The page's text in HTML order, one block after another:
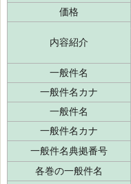
価格
内容紹介
一般件名
一般件名カナ
一般件名
一般件名カナ
一般件名典拠番号
各巻の一般件名